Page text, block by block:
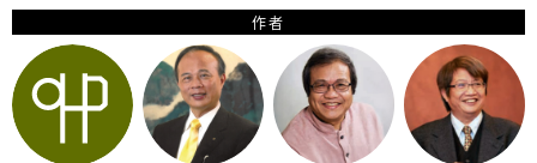
作者